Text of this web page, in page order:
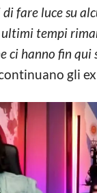
di fare luce su
tempi
ci hanno fin qui
gli